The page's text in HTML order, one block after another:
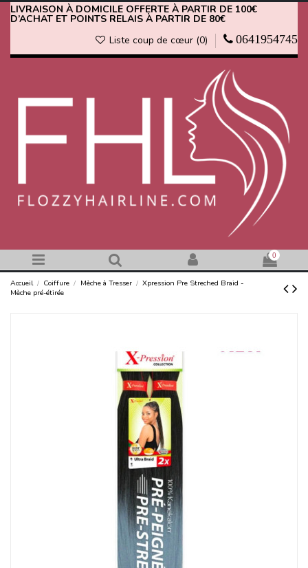
LIVRAISON À DOMICILE OFFERTE À PARTIR DE 100€
D’ACHAT ET POINTS RELAIS À PARTIR DE 80€
Liste coup de cœur (0) 0641954745
0
Accueil Coiffure Mèche à Tresser
Xpression Pre Streched Braid -
Mèche pré-étirée